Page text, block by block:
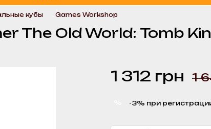
кубы Games Workshop
The Old World: Tomb
1 312 грн 1
-3% при